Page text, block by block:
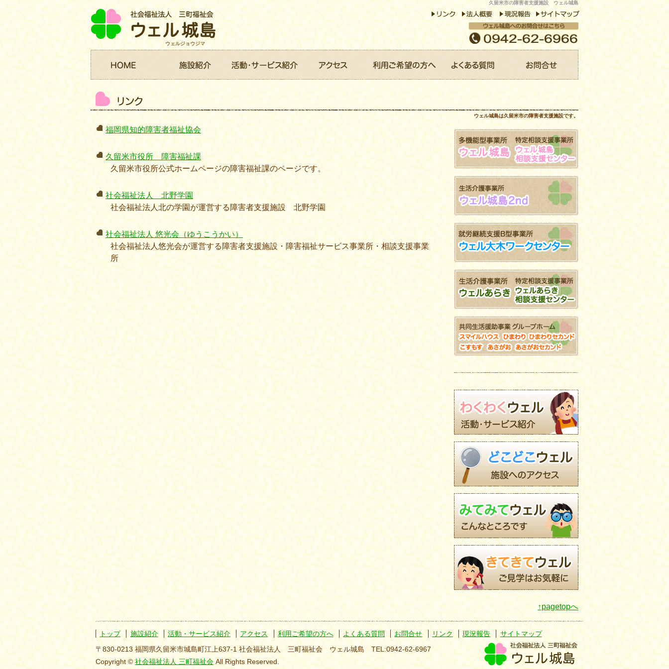
久留米市の障害者支援施設 ウェル城島
ウェルジョウジマ
ウェル城島は久留米市の障害者支援施設です。
福岡県知的障害者福祉協会
久留米市役所 障害福祉課
久留米市役所公式ホームページの障害福祉課のページです。
社会福祉法人 北野学園
社会福祉法人北の学園が運営する障害者支援施設 北野学園
社会福祉法人 悠光会（ゆうこうかい）
社会福祉法人悠光会が運営する障害者支援施設・障害福祉サービス事業所・相談支援事業
所
↑pagetopへ
トップ 施設紹介 活動・サービス紹介 アクセス 利用ご希望の方へ よくある質問 お問合せ リンク 現況報告
サイトマップ
〒830-0213 福岡県久留米市城島町江上637-1 社会福祉法人 三町福祉会 ウェル城島 TEL:0942-62-6967
Copyright © 社会福祉法人 三町福祉会 All Rights Reserved.